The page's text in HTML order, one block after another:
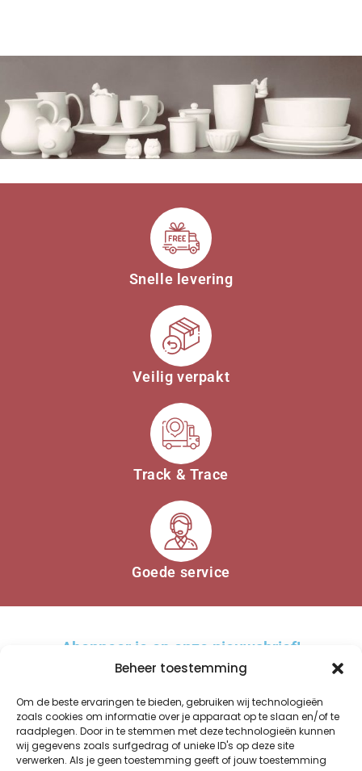
Beheer toestemming
Om de beste ervaringen te bieden, gebruiken wij technologieën
zoals cookies om informatie over je apparaat op te slaan en/of te
raadplegen. Door in te stemmen met deze technologieën kunnen
wij gegevens zoals surfgedrag of unieke ID's op deze site
verwerken. Als je geen toestemming geeft of jouw toestemming
Snelle levering
Veilig verpakt
Track & Trace
Goede service
Abonneer je op onze nieuwsbrief!
AANMELDEN